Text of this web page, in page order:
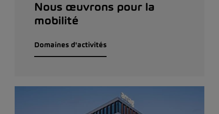
Nous œuvrons pour la
mobilité
Domaines d'activités